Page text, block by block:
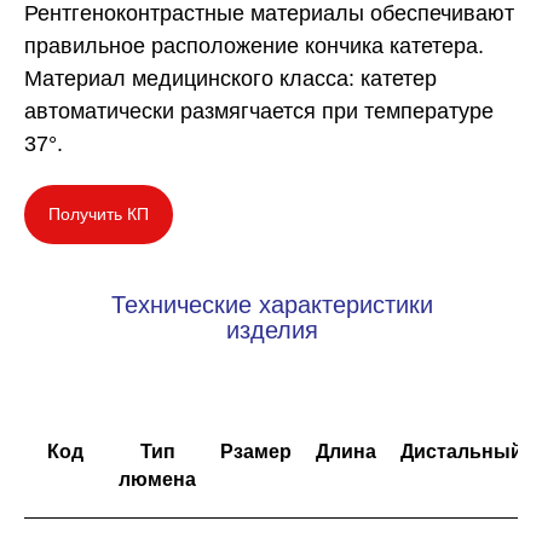
Рентгеноконтрастные материалы обеспечивают
правильное расположение кончика катетера.
Материал медицинского класса: катетер
автоматически размягчается при температуре
37°.
Получить КП
Технические характеристики
изделия
Код
Тип
люмена
Рзамер Длина Дистальный